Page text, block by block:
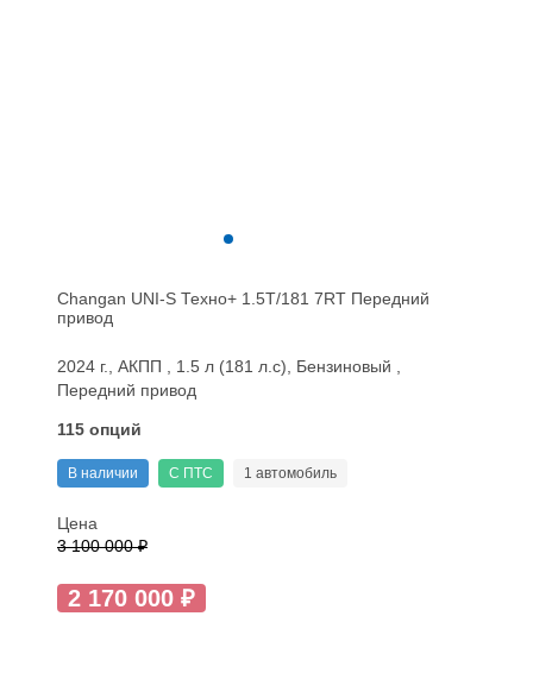
Changan UNI-S Техно+ 1.5T/181 7RT Передний
привод
2024 г., АКПП , 1.5 л (181 л.с), Бензиновый ,
Передний привод
115 опций
В наличии С ПТС 1 автомобиль
Цена
3 100 000 ₽
2 170 000 ₽